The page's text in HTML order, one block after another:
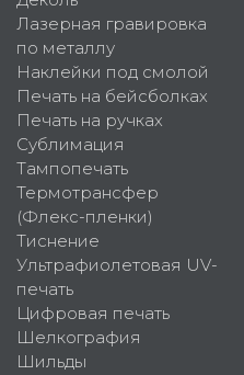
Лазерная гравировка
по металлу
Наклейки под смолой
Печать на бейсболках
Печать на ручках
Сублимация
Тампопечать
Термотрансфер
(Флекс-пленки)
Тиснение
Ультрафиолетовая UV-
печать
Цифровая печать
Шелкография
Шильды